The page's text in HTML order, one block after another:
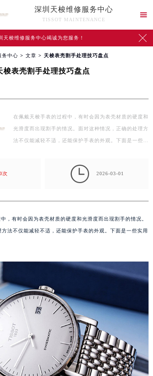
深圳天梭维修服务中心
TISSOT MAINTENANCE

天梭维修服务中心竭诚为您服务！ 
务中心 > 文章 > 天梭表壳割手处理技巧盘点
梭表壳割手处理技巧盘点
在佩戴天梭手表的过程中，有时会因为表壳材质的硬度和
光滑度而出现割手的情况。面对这种情况，正确的处理方
法不仅能减轻不适，还能保护手表的外观。下面是一些…
次  2026-03-01
，有时会因为表壳材质的硬度和光滑度而出现割手的情况。
法不仅能减轻不适，还能保护手表的外观。下面是一些实用